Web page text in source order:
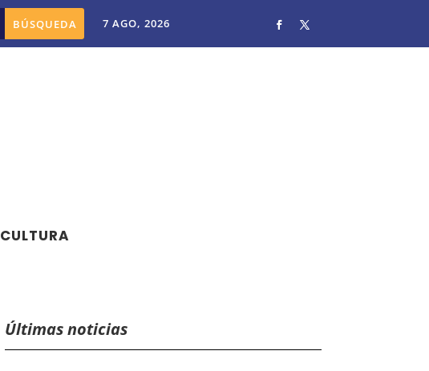
7 AGO, 2026
CULTURA
Últimas noticias